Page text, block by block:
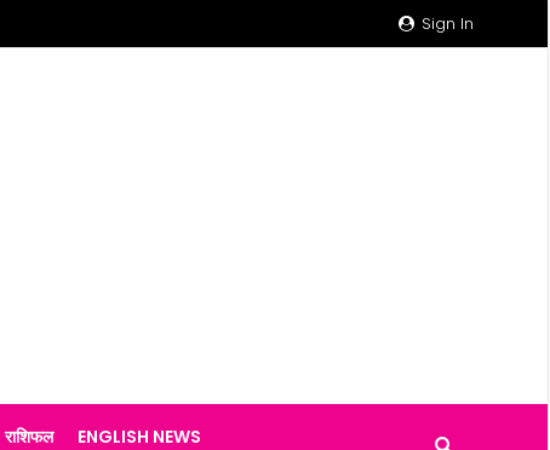
Sign In
राशिफल ENGLISH NEWS